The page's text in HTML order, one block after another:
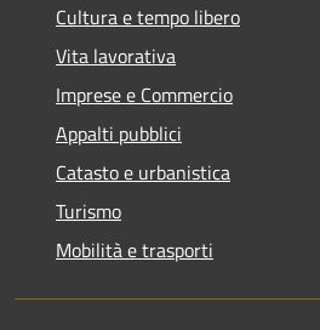
Cultura e tempo libero
Vita lavorativa
Imprese e Commercio
Appalti pubblici
Catasto e urbanistica
Turismo
Mobilità e trasporti